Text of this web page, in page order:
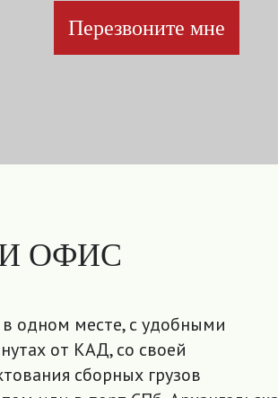
Перезвоните мне
ОФИС
одном месте, с удобными
от КАД, со своей
сборных грузов